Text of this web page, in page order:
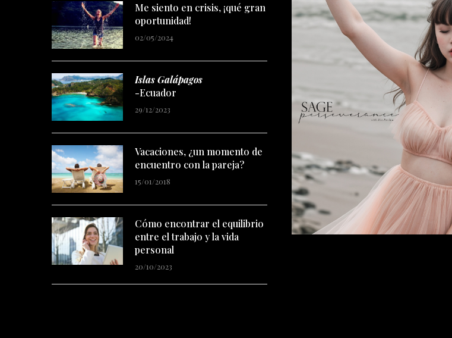
Me siento en crisis, ¡qué gran
oportunidad!
02/05/2024
Islas Galápagos
-Ecuador
29/12/2023
Vacaciones, ¿un momento de
encuentro con la pareja?
15/01/2018
Cómo encontrar el equilibrio
entre el trabajo y la vida
personal
20/10/2023